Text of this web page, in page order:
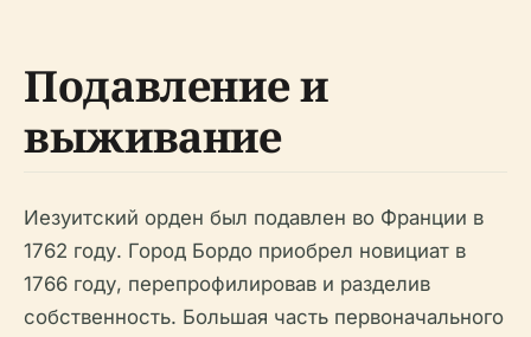
Подавление и
выживание
Иезуитский орден был подавлен во Франции в
1762 году. Город Бордо приобрел новициат в
1766 году, перепрофилировав и разделив
собственность. Большая часть первоначального